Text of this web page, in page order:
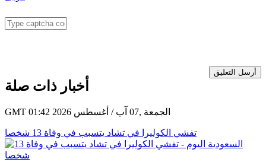
أرسل التعليق
أخبار ذات صلة
GMT 01:42 2026 الجمعة ,07 آب / أغسطس
تفشي الكوليرا في تشاد يتسبب في وفاة 13 شخصا